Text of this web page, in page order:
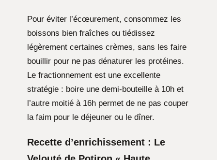
Pour éviter l’écœurement, consommez les
boissons bien fraîches ou tiédissez
légèrement certaines crèmes, sans les faire
bouillir pour ne pas dénaturer les protéines.
Le fractionnement est une excellente
stratégie : boire une demi-bouteille à 10h et
l’autre moitié à 16h permet de ne pas couper
la faim pour le déjeuner ou le dîner.
Recette d’enrichissement : Le